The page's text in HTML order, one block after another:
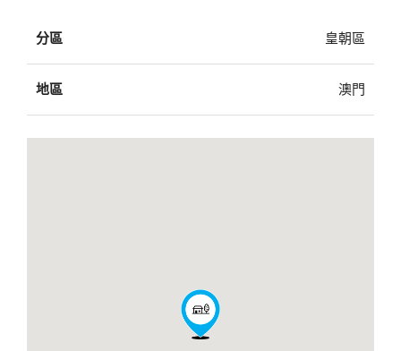
分區 皇朝區
地區 澳門